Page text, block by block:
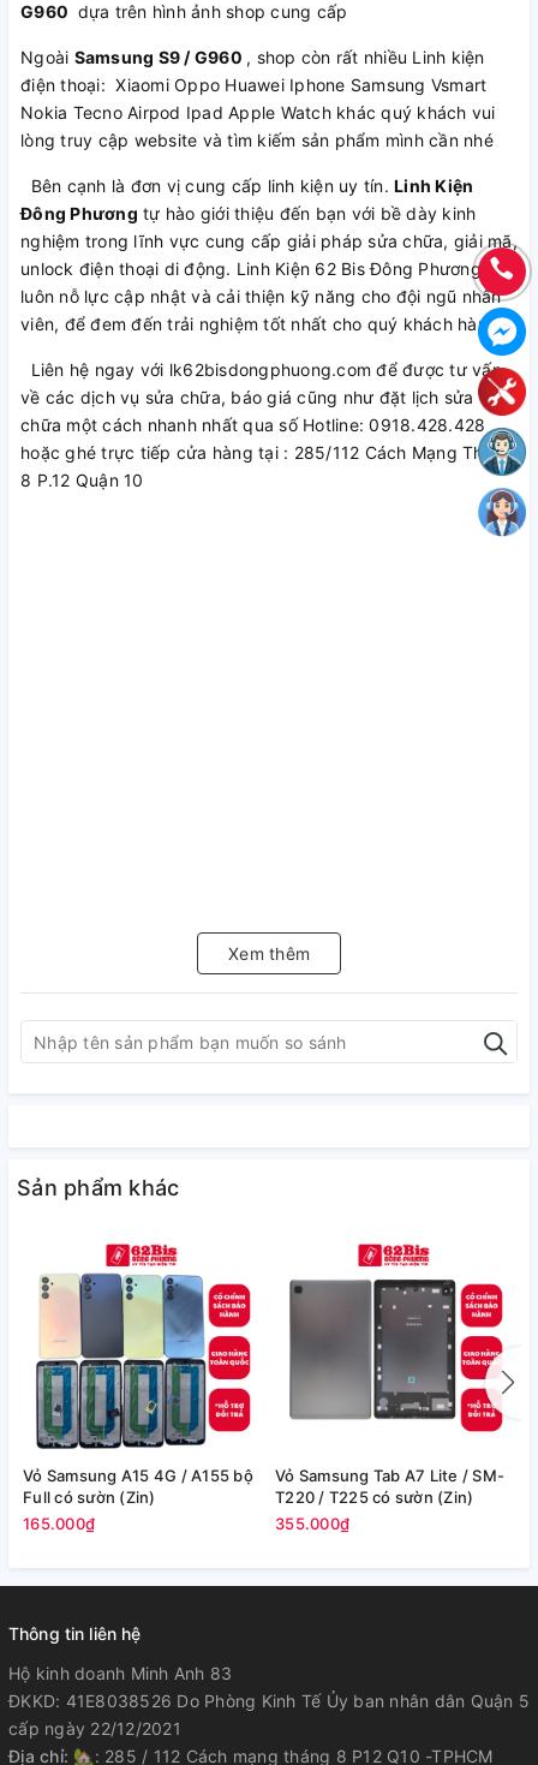
G960 dựa trên hình ảnh shop cung cấp
Ngoài Samsung S9 / G960 , shop còn rất nhiều Linh kiện
điện thoại: Xiaomi Oppo Huawei Iphone Samsung Vsmart
Nokia Tecno Airpod Ipad Apple Watch khác quý khách vui
lòng truy cập website và tìm kiếm sản phẩm mình cần nhé
Bên cạnh là đơn vị cung cấp linh kiện uy tín. Linh Kiện
Đông Phương tự hào giới thiệu đến bạn với bề dày kinh
nghiệm trong lĩnh vực cung cấp giải pháp sửa chữa, giải mã,
unlock điện thoại di động. Linh Kiện 62 Bis Đông Phương
luôn nỗ lực cập nhật và cải thiện kỹ năng cho đội ngũ nhân
viên, để đem đến trải nghiệm tốt nhất cho quý khách hàng.
Liên hệ ngay với lk62bisdongphuong.com để được tư vấn
về các dịch vụ sửa chữa, báo giá cũng như đặt lịch sửa
chữa một cách nhanh nhất qua số Hotline: 0918.428.428
hoặc ghé trực tiếp cửa hàng tại : 285/112 Cách Mạng Tháng
8 P.12 Quận 10
Xem thêm
Sản phẩm khác
Vỏ Samsung A15 4G / A155 bộ
Full có sườn (Zin)
165.000₫
Vỏ Samsung Tab A7 Lite / SM-
T220 / T225 có sườn (Zin)
355.000₫
Thông tin liên hệ
Hộ kinh doanh Minh Anh 83
ĐKKD: 41E8038526 Do Phòng Kinh Tế Ủy ban nhân dân Quận 5
cấp ngày 22/12/2021
Địa chỉ: 🏡: 285 / 112 Cách mạng tháng 8 P12 Q10 -TPHCM